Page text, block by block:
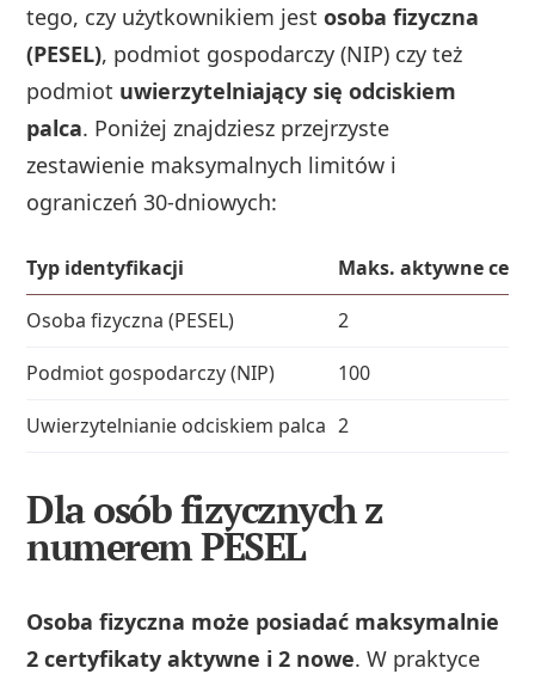
tego, czy użytkownikiem jestosoba fizyczna
(PESEL), podmiot gospodarczy (NIP) czy też
podmiot uwierzytelniający się odciskiem
palca. Poniżej znajdziesz przejrzyste
zestawienie maksymalnych limitów i
ograniczeń 30-dniowych:
Typ identyfikacji
Maks. aktywne
Osoba fizyczna (PESEL)
2
Podmiot gospodarczy (NIP)
100
Uwierzytelnianie odciskiem palca 2
Dla osób fizycznych z
numerem PESEL
Osoba fizyczna może posiadać maksymalnie
2 certyfikaty aktywne i 2 nowe. W praktyce